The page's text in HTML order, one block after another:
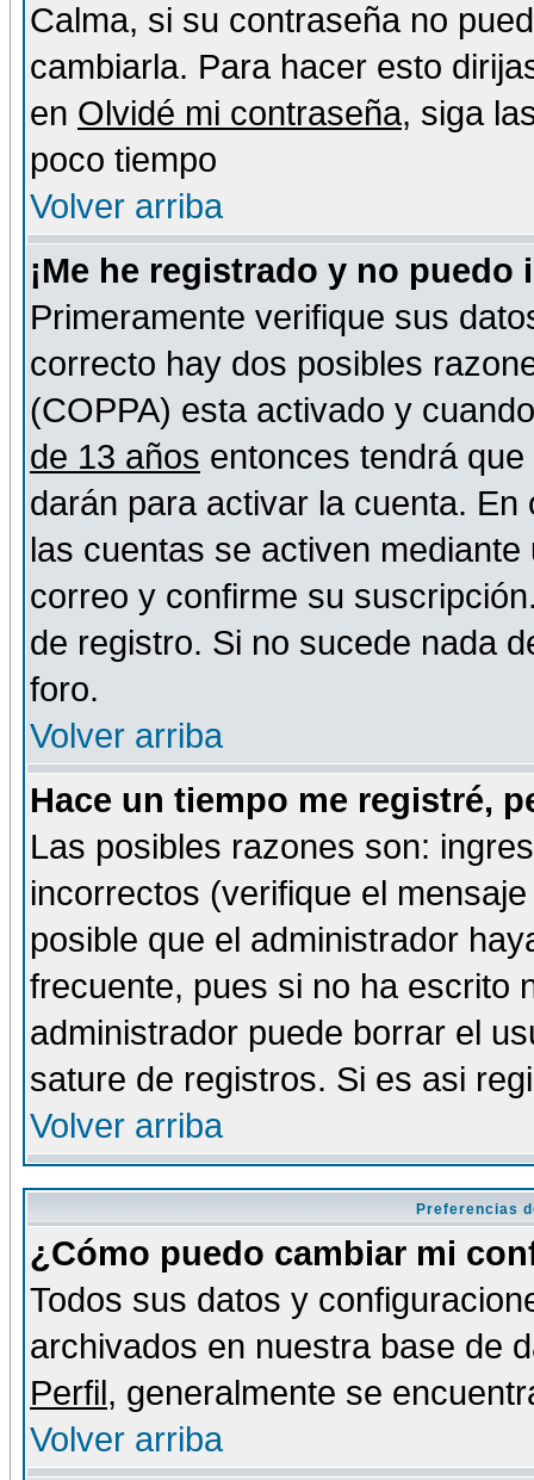
Calma, si su contraseña no
cambiarla. Para hacer esto
en Olvidé mi contraseña, siga
poco tiempo
Volver arriba
¡Me he registrado y no puedo
Primeramente verifique sus
correcto hay dos posibles
(COPPA) esta activado y
de 13 años entonces tendrá
darán para activar la cuenta.
las cuentas se activen
correo y confirme su
de registro. Si no sucede nada
foro.
Volver arriba
Hace un tiempo me registré,
Las posibles razones son:
incorrectos (verifique el
posible que el administrador
frecuente, pues si no ha escrito
administrador puede borrar el
sature de registros. Si es asi
Volver arriba
Preferencias
¿Cómo puedo cambiar mi
Todos sus datos y
archivados en nuestra base de
Perfil, generalmente se
Volver arriba